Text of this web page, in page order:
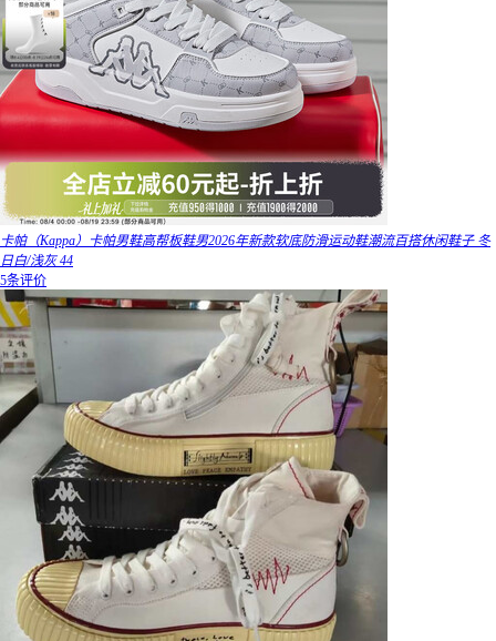
卡帕（Kappa）卡帕男鞋高帮板鞋男2026年新款软底防滑运动鞋潮流百搭休闲鞋子 冬
日白/浅灰 44
5条评价